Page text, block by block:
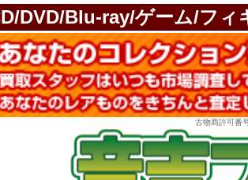
DVD/Blu-ray/ゲーム/フィ
古物商許可番